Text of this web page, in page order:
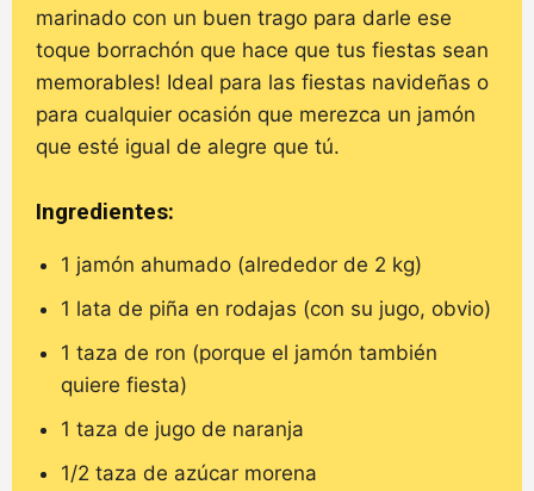
marinado con un buen trago para darle ese
toque borrachón que hace que tus fiestas sean
memorables! Ideal para las fiestas navideñas o
para cualquier ocasión que merezca un jamón
que esté igual de alegre que tú.
Ingredientes:
1 jamón ahumado (alrededor de 2 kg)
1 lata de piña en rodajas (con su jugo, obvio)
1 taza de ron (porque el jamón también
quiere fiesta)
1 taza de jugo de naranja
1/2 taza de azúcar morena